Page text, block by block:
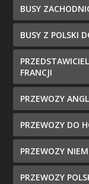
BUSY
BUSY Z POLSKI
FRANCJI
PRZEWOZY
PRZEWOZY DO
PRZEWOZY
PRZEWOZY